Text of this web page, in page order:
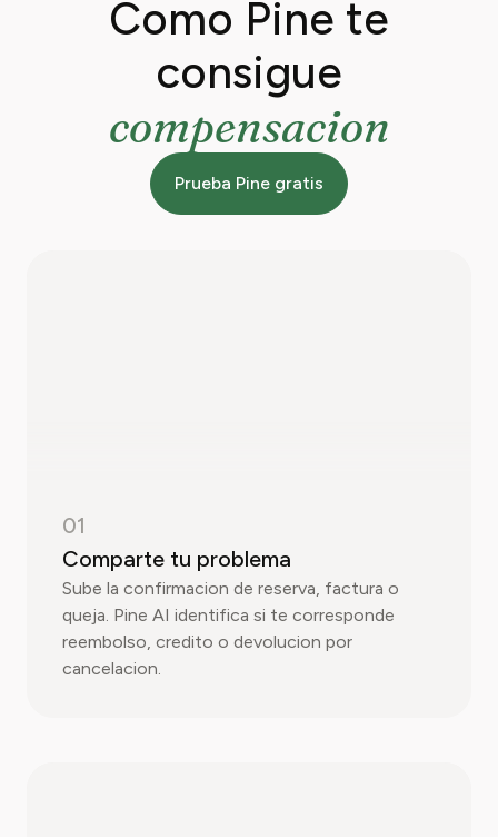
Como Pine te
consigue
compensacion
Prueba Pine gratis
01
Comparte tu problema
Sube la confirmacion de reserva, factura o
queja. Pine AI identifica si te corresponde
reembolso, credito o devolucion por
cancelacion.